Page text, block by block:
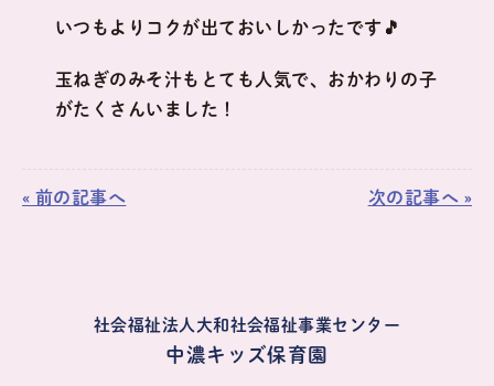
いつもよりコクが出ておいしかったです🎵
玉ねぎのみそ汁もとても人気で、おかわりの子
がたくさんいました！
« 前の記事へ 次の記事へ »
社会福祉法人大和社会福祉事業センター
中濃キッズ保育園